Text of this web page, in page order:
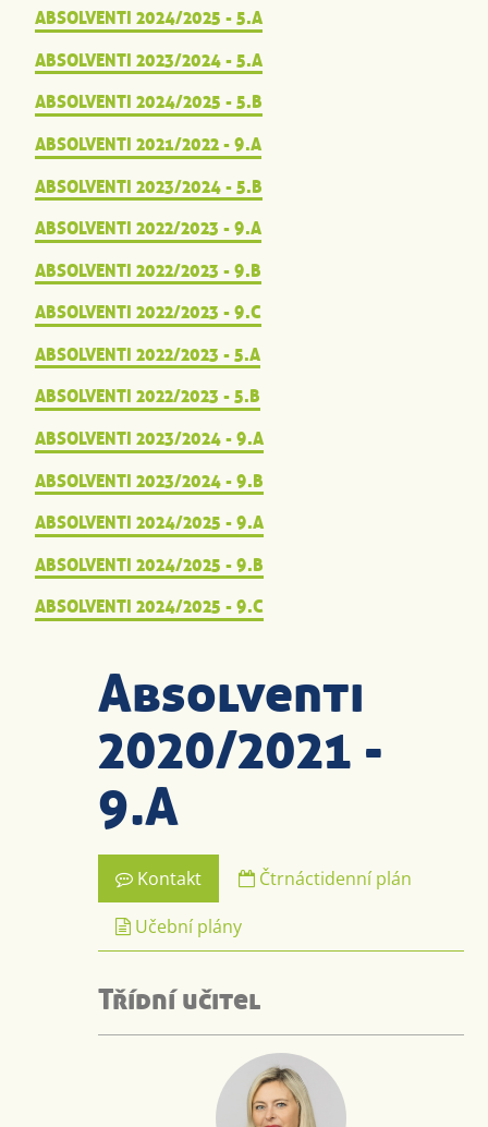
Absolventi
2020/2021 -
9.A
Kontakt
Čtrnáctidenní plán
Učební plány
Třídní učitel
ABSOLVENTI 2024/2025 - 5.A
ABSOLVENTI 2023/2024 - 5.A
ABSOLVENTI 2024/2025 - 5.B
ABSOLVENTI 2021/2022 - 9.A
ABSOLVENTI 2023/2024 - 5.B
ABSOLVENTI 2022/2023 - 9.A
ABSOLVENTI 2022/2023 - 9.B
ABSOLVENTI 2022/2023 - 9.C
ABSOLVENTI 2022/2023 - 5.A
ABSOLVENTI 2022/2023 - 5.B
ABSOLVENTI 2023/2024 - 9.A
ABSOLVENTI 2023/2024 - 9.B
ABSOLVENTI 2024/2025 - 9.A
ABSOLVENTI 2024/2025 - 9.B
ABSOLVENTI 2024/2025 - 9.C